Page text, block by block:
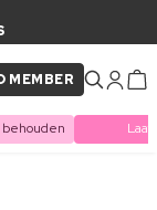
MEMBER